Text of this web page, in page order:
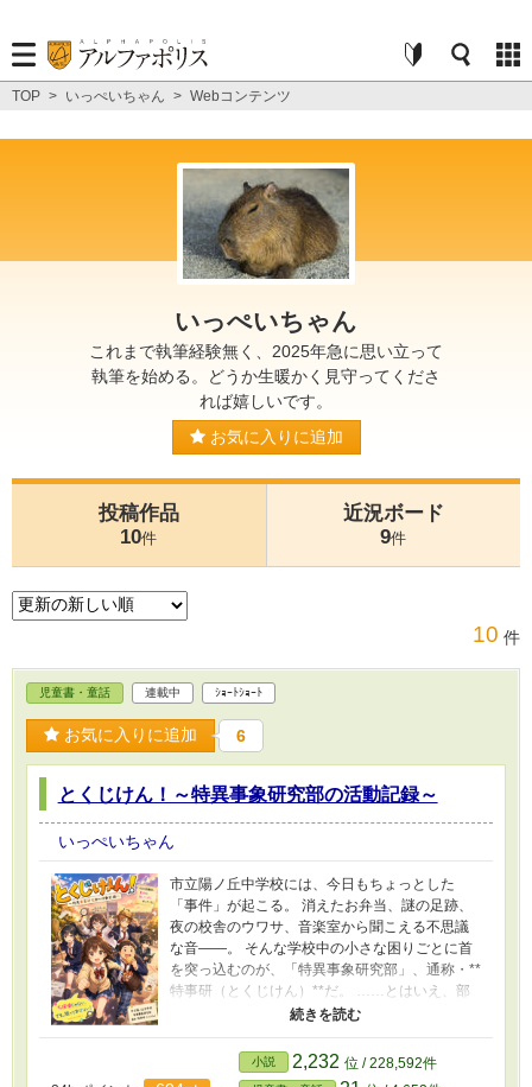
TOP > いっぺいちゃん > Webコンテンツ
いっぺいちゃん
これまで執筆経験無く、2025年急に思い立って
執筆を始める。どうか生暖かく見守ってくださ
れば嬉しいです。
お気に入りに追加
投稿作品
10件
近況ボード
9件
10 件
児童書・童話 連載中 ｼｮｰﾄｼｮｰﾄ
お気に入りに追加 6
とくじけん！～特異事象研究部の活動記録～
いっぺいちゃん
市立陽ノ丘中学校には、今日もちょっとした
「事件」が起こる。 消えたお弁当、謎の足跡、
夜の校舎のウワサ、音楽室から聞こえる不思議
な音――。 そんな学校中の小さな困りごとに首
を突っ込むのが、「特異事象研究部」、通称・**
特事研（とくじけん）**だ。 ……とはいえ、部
員は名探偵とはほど遠い個性派ぞろい。 壮大す
ぎるトンデモ推理を真顔で語る雑学王・星野美
空、運動神経抜群なのにオバケだけは苦手な涼
風彩羽、カッコつけるたびに失敗するナルシス
小説 2,232 位 / 228,592件